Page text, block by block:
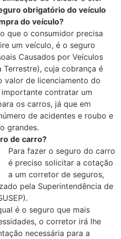
obrigatório do veículo
do veículo?
que o consumidor precisa
um veículo, é o seguro
Causados por Veículos
cuja cobrança é
valor de licenciamento do
contratar um
os carros, já que em
de acidentes e roubo e
grandes.
de carro?
Para fazer o seguro do carro
é preciso solicitar a cotação
a um corretor de seguros,
pela Superintendência de
é o seguro que mais
o corretor irá lhe
necessária para a